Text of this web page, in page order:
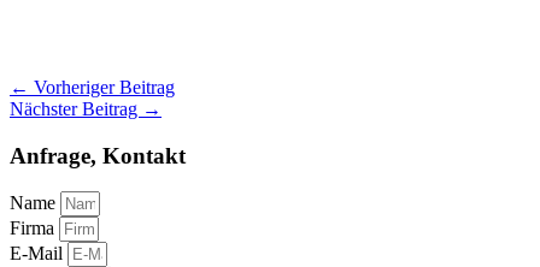
← Vorheriger Beitrag
Nächster Beitrag →
Anfrage, Kontakt
Name
Firma
E-Mail